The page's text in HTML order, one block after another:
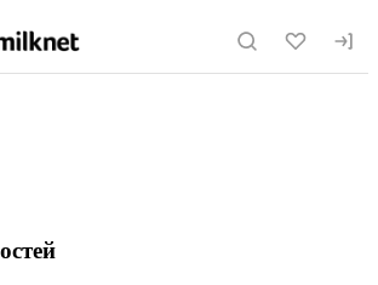
по сайту milknet.ru
законопроект о